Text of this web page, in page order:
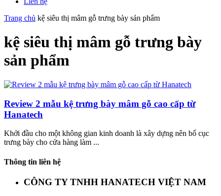
Trang chủ kệ siêu thị mâm gỗ trưng bày sản phẩm
kệ siêu thị mâm gỗ trưng bày
sản phẩm
Review 2 mẫu kệ trưng bày mâm gỗ cao cấp từ
Hanatech
Khởi đầu cho một không gian kinh doanh là xây dựng nên bố cục
trưng bày cho cửa hàng làm ...
Thông tin liên hệ
CÔNG TY TNHH HANATECH VIỆT NAM